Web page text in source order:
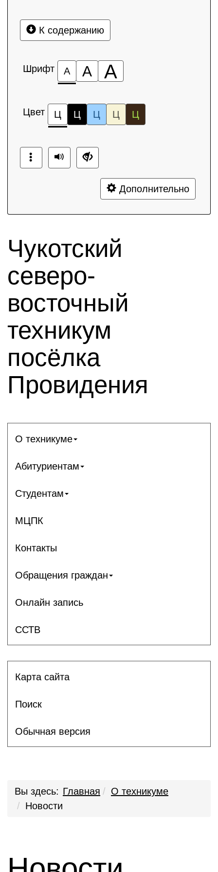
К содержанию
Шрифт А А А
Цвет Ц Ц Ц Ц Ц
Дополнительно
Чукотский
северо-
восточный
техникум
посёлка
Провидения
О техникуме
Абитуриентам
Студентам
МЦПК
Контакты
Обращения граждан
Онлайн запись
ССТВ
Карта сайта
Поиск
Обычная версия
Вы здесь: Главная
О техникуме
Новости